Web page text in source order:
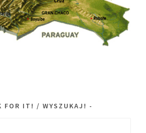
FOR IT! / WYSZUKAJ!